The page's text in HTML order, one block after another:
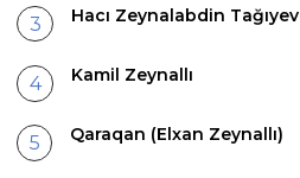
Hacı Zeynalabdin Tağıyev
Kamil Zeynallı
Qaraqan (Elxan Zeynallı)